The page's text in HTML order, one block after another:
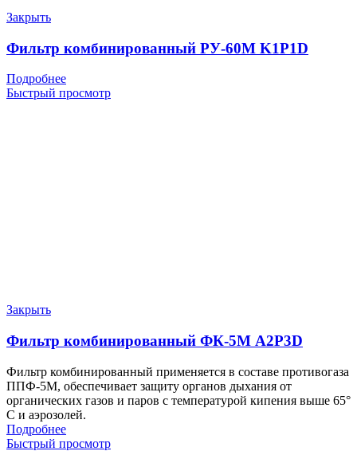
Закрыть
Фильтр комбинированный РУ-60М K1P1D
Подробнее
Быстрый просмотр
Закрыть
Фильтр комбинированный ФК-5М A2P3D
Фильтр комбинированный применяется в составе противогаза
ППФ-5М, обеспечивает защиту органов дыхания от
органических газов и паров с температурой кипения выше 65°
С и аэрозолей.
Подробнее
Быстрый просмотр